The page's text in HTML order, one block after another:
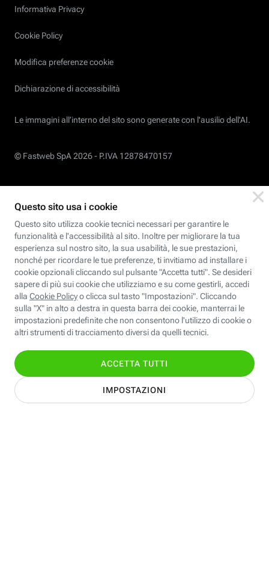
Informativa Privacy
Cookie Policy
Modifica preferenze cookie
Dichiarazione di accessibilità
Le immagini all’interno del sito sono generate con l'ausilio dell'AI.
© Fastweb SpA 2026 - P.IVA 12878470157